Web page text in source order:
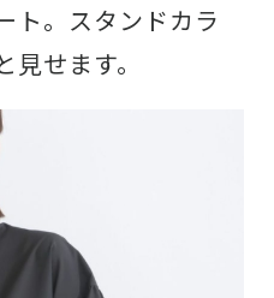
ト。スタンドカラ
せます。